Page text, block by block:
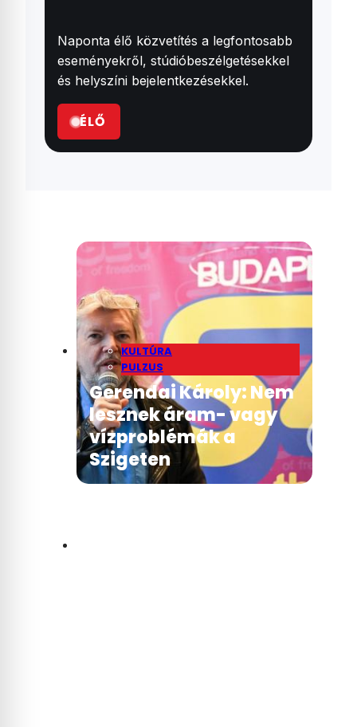
Naponta élő közvetítés a legfontosabb
eseményekről, stúdióbeszélgetésekkel
és helyszíni bejelentkezésekkel.
ÉLŐ
KULTÚRA
PULZUS
Gerendai Károly: Nem
lesznek áram- vagy
vízproblémák a
Szigeten